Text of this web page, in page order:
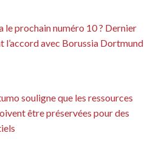
le prochain numéro 10 ? Dernier
l’accord avec Borussia Dortmund
souligne que les ressources
être préservées pour des